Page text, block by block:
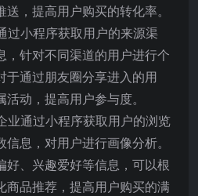
，提高用户购买的转化率。
过小程序获取用户的来源渠
，针对不同渠道的用户进行个
于通过朋友圈分享进入的用
动，提高用户参与度。
业通过小程序获取用户的浏览
息，对用户进行画像分析。
好、兴趣爱好等信息，可以根
商品推荐，提高用户购买的满